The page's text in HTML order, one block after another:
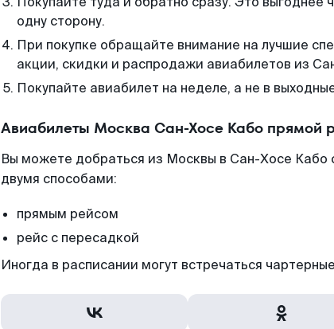
одну сторону.
При покупке обращайте внимание на лучшие
акции, скидки и распродажи авиабилетов из
Покупайте авиабилет на неделе, а не в
Авиабилеты Москва Сан-Хосе Кабо прямой
Вы можете добраться из Москвы в Сан-Хосе Кабо
двумя способами:
прямым рейсом
рейс с пересадкой
Иногда в расписании могут встречаться